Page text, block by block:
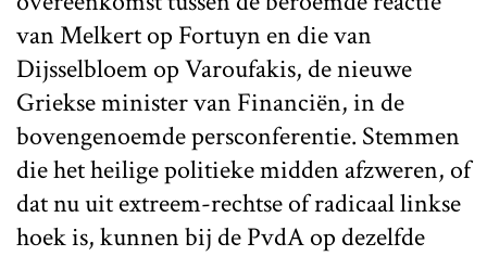
van Melkert op Fortuyn en die van
Dijsselbloem op Varoufakis, de nieuwe
Griekse minister van Financiën, in de
bovengenoemde persconferentie. Stemmen
die het heilige politieke midden afzweren, of
dat nu uit extreem-rechtse of radicaal linkse
hoek is, kunnen bij de PvdA op dezelfde